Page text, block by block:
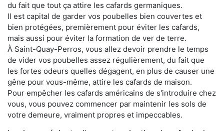
du fait que tout ça attire les cafards germaniques.
Il est capital de garder vos poubelles bien couvertes et
bien protégées, premièrement pour éviter les cafards,
mais aussi pour éviter la formation de ver de terre.
À Saint-Quay-Perros, vous allez devoir prendre le temps
de vider vos poubelles assez régulièrement, du fait que
les fortes odeurs quelles dégagent, en plus de causer une
gêne pour vous-même, attire les cafards de maison.
Pour empêcher les cafards américains de s'introduire chez
vous, vous pouvez commencer par maintenir les sols de
votre demeure, vraiment propres et impeccables.